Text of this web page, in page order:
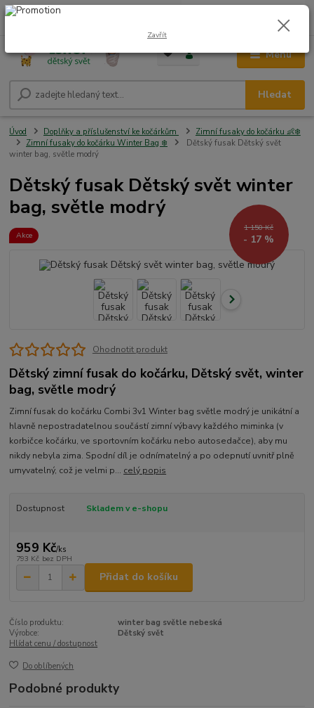
Menu
Hledat
+420 604 278 943 0,00 Kč
Úvod Doplňky a příslušenství ke kočárkům
Zimní fusaky do kočárku 👶❄️
Zimní fusaky do kočárku Winter Bag ❄️
Dětský fusak Dětský svět
winter bag, světle modrý
Dětský fusak Dětský svět winter
bag, světle modrý
Akce
1 150 Kč
- 17 %
Ohodnotit produkt
Dětský zimní fusak do kočárku, Dětský svět, winter
bag, světle modrý
Zimní fusak do kočárku Combi 3v1 Winter bag světle modrý je unikátní a
hlavně nepostradatelnou součástí zimní výbavy každého miminka (v
korbičce kočárku, ve sportovním kočárku nebo autosedačce), aby mu
nikdy nebyla zima. Spodní díl je odnímatelný a po odepnutí uvnitř plně
umyvatelný, což je velmi p... celý popis
Dostupnost Skladem v e-shopu
959 Kč/ks
793 Kč bez DPH
Přidat do košíku
Číslo produktu:
winter bag světle nebeská
Výrobce:
Dětský svět
Hlídat cenu / dostupnost
Do oblíbených
Podobné produkty
Zavřít